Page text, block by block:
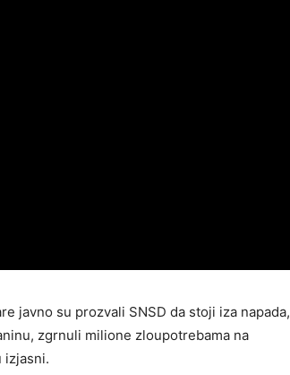
javno su prozvali SNSD da stoji iza napada,
zgrnuli milione zloupotrebama na
izjasni.